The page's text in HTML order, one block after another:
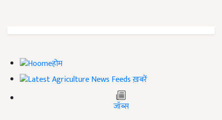
होम
ख़बरें
जॉब्स